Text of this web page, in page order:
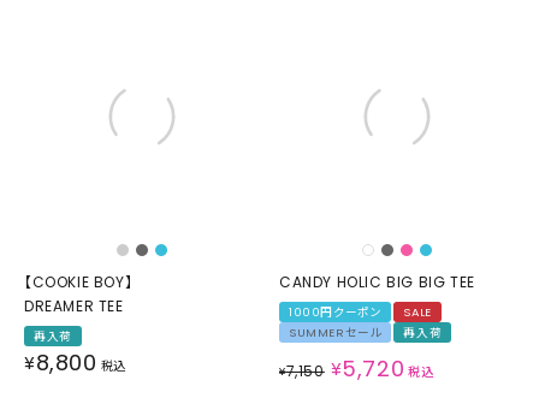
【COOKIE BOY】
DREAMER TEE
再入荷
¥8,800 税込
CANDY HOLIC BIG BIG TEE
1000円クーポン
SALE
SUMMERセール
再入荷
¥7,150 ¥5,720 税込